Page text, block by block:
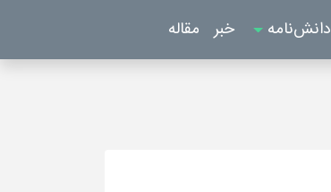
دانش‌نامه خبر مقاله